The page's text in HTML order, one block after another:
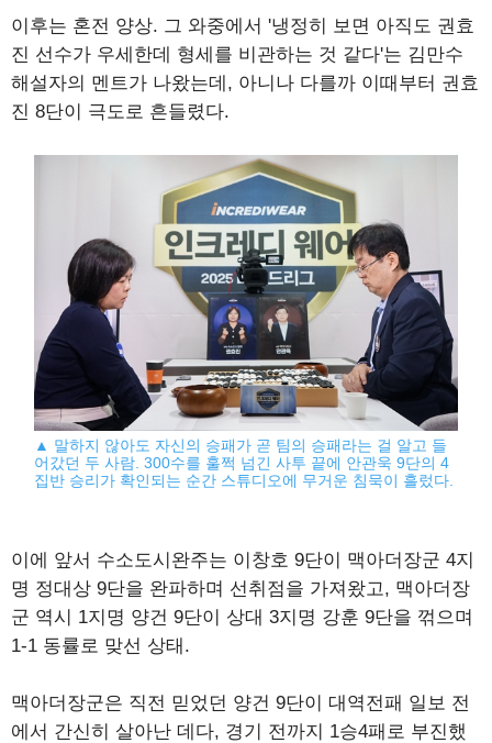
이후는 혼전 양상. 그 와중에서 '냉정히 보면 아직도 권효
진 선수가 우세한데 형세를 비관하는 것 같다'는 김만수
해설자의 멘트가 나왔는데, 아니나 다를까 이때부터 권효
진 8단이 극도로 흔들렸다.
▲ 말하지 않아도 자신의 승패가 곧 팀의 승패라는 걸 알고 들
어갔던 두 사람. 300수를 훌쩍 넘긴 사투 끝에 안관욱 9단의 4
집반 승리가 확인되는 순간 스튜디오에 무거운 침묵이 흘렀다.
이에 앞서 수소도시완주는 이창호 9단이 맥아더장군 4지
명 정대상 9단을 완파하며 선취점을 가져왔고, 맥아더장
군 역시 1지명 양건 9단이 상대 3지명 강훈 9단을 꺾으며
1-1 동률로 맞선 상태.
맥아더장군은 직전 믿었던 양건 9단이 대역전패 일보 전
에서 간신히 살아난 데다, 경기 전까지 1승4패로 부진했